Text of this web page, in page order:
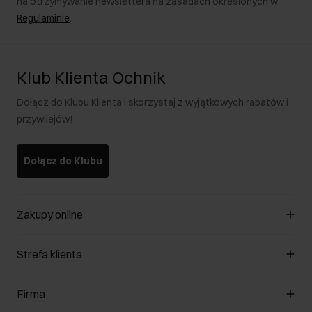
Regulaminie.
Klub Klienta Ochnik
Dołącz do Klubu Klienta i skorzystaj z wyjątkowych rabatów i
przywilejów!
Dołącz do Klubu
Zakupy online
Zarządzaj cookies
Formy płatności
Strefa klienta
Klub Klienta
Firma